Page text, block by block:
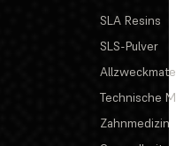
SLA Resins
SLS-Pulver
Technische
Zahnmedizin